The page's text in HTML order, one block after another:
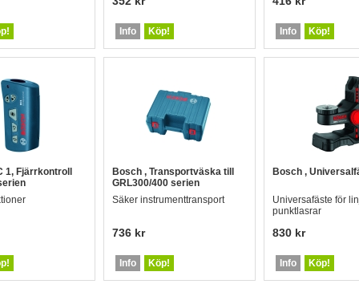
Info Köp! Info Köp!
1, Fjärrkontroll
Bosch , Transportväska till
GRL300/400 serien
Säker instrumenttransport
736 kr
Info Köp!
Bosch ,
Universafäste för
punktlasrar
830 kr
Info Köp!